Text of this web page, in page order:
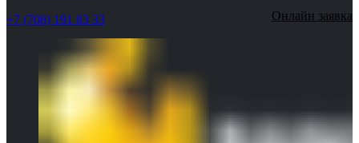
Онлайн заявка
+7 (708) 191 83 33